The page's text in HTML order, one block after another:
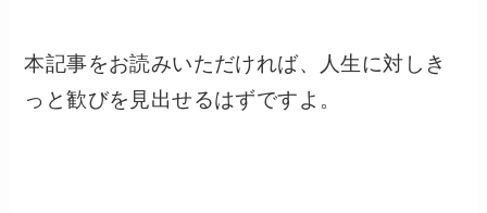
本記事をお読みいただければ、人生に対しき
っと歓びを見出せるはずですよ。